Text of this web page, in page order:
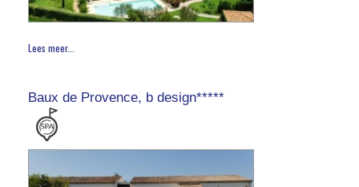
Lees meer...
Baux de Provence, b design*****